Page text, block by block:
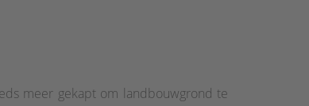
meer gekapt om landbouwgrond te